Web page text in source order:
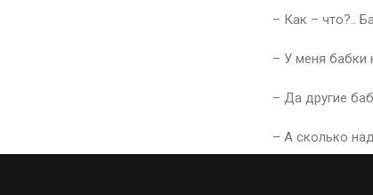
– Как – что?..
– У меня бабки
– Да другие
– А сколько